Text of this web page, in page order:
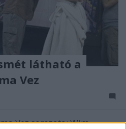
látható a
Vez
Vez sorozata: Wim